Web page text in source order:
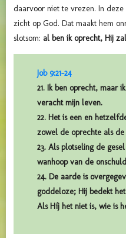
daarvoor niet te vrezen. In
zicht op God. Dat maakt hem
slotsom: al ben ik oprecht, Hij
Job 9:21-24
21. Ik ben oprecht, maar
veracht mijn leven.
22. Het is een en
zowel de oprechte als
23. Als plotseling de
wanhoop van de
24. De aarde is
goddeloze; Hij bedekt
Als Híj het niet is, wie is